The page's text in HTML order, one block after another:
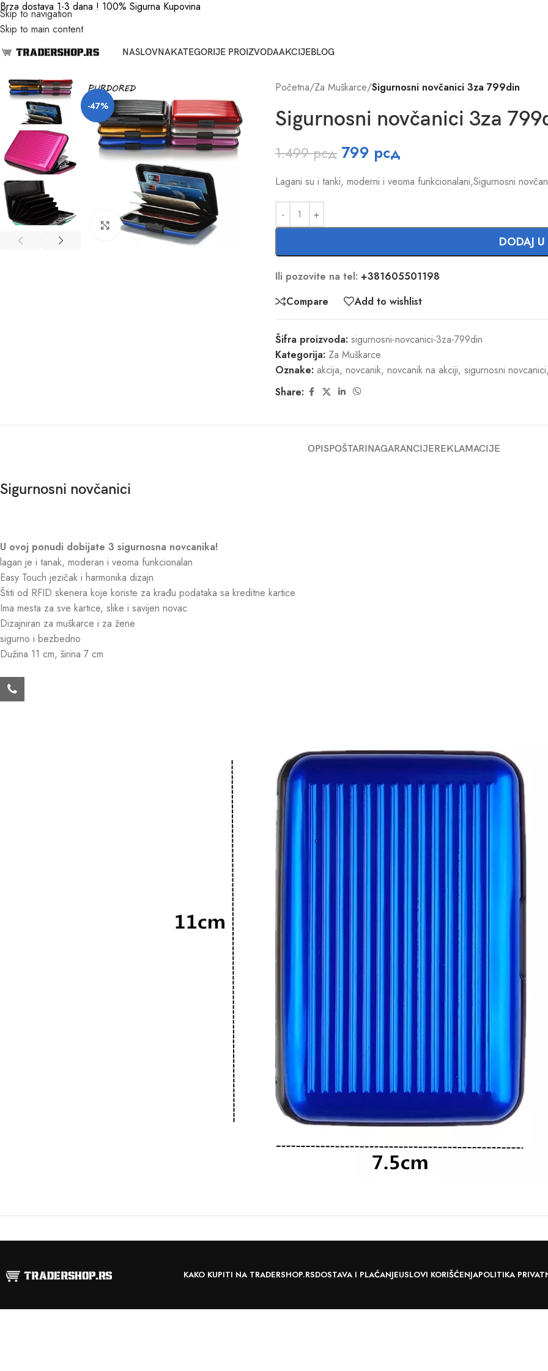
Skip to navigation
Skip to main content
Brza dostava 1-3 dana ! 100% Sigurna Kupovina
NASLOVNAKATEGORIJE PROIZVODAAKCIJEBLOG
-47%
Click to enlarge
Početna/Za Muškarce/Sigurnosni novčanici 3za 799din
Sigurnosni novčanici 3za
1.499рсд 799 рсд
Lagani su i tanki, moderni i veoma funkcionalani,Sigurnosni
DODAJ U
Ili pozovite na tel: +381605501198
Compare
Add to wishlist
Šifra proizvoda: sigurnosni-novcanici-3za-799din
Kategorija: Za Muškarce
Oznake: akcija, novcanik, novcanik na akciji, sigurnosni novcanici,
Share:
OPISPOŠTARINAGARANCIJEREKLAMACIJE
Sigurnosni novčanici
U ovoj ponudi dobijate 3 sigurnosna novcanika!
lagan je i tanak, moderan i veoma funkcionalan
Easy Touch jezičak i harmonika dizajn
Štiti od RFID skenera koje koriste za krađu podataka sa kreditne kartice
Ima mesta za sve kartice, slike i savijen novac
Dizajniran za muškarce i za žene
sigurno i bezbedno
Dužina 11 cm, širina 7 cm
KAKO KUPITI NA TRADERSHOP.RSDOSTAVA I PLAĆANJEUSLOVI KORIŠĆENJAPOLITIKA